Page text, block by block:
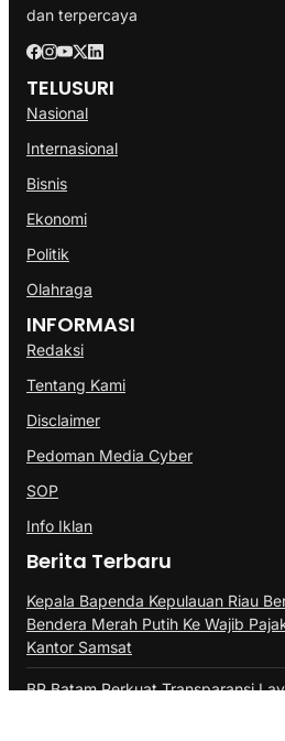
dan terpercaya
TELUSURI
Nasional
Internasional
Bisnis
Ekonomi
Politik
Olahraga
INFORMASI
Redaksi
Tentang Kami
Disclaimer
Pedoman Media Cyber
SOP
Info Iklan
Berita Terbaru
Kepala Bapenda Kepulauan Riau
Bendera Merah Putih Ke Wajib
Kantor Samsat
BP Batam Perkuat Transparansi